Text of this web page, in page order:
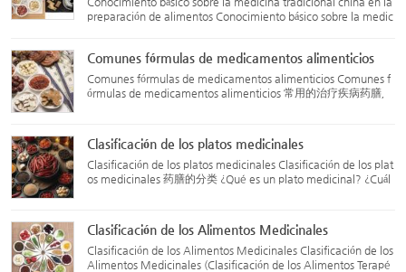
preparación de alimentos Conocimiento básico sobre la medic
Comunes fórmulas de medicamentos alimenticios
Comunes fórmulas de medicamentos alimenticios Comunes f
órmulas de medicamentos alimenticios 常用的治疗疾病药膳，
药膳)...
Clasificación de los platos medicinales
Clasificación de los platos medicinales Clasificación de los plat
os medicinales 药膳的分类 ¿Qué es un plato medicinal? ¿Cuál
Clasificación de los Alimentos Medicinales
Clasificación de los Alimentos Medicinales Clasificación de los
Alimentos Medicinales (Clasificación de los Alimentos Terapé